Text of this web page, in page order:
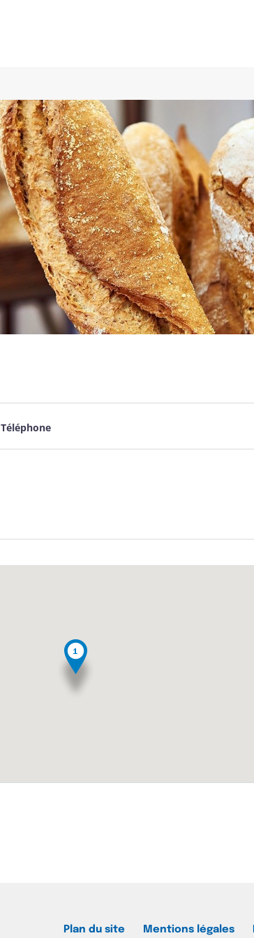
Téléphone
Plan du site Mentions légales